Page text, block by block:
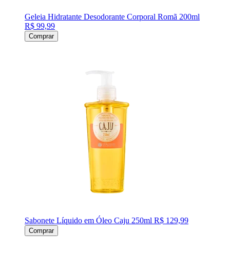
Geleia Hidratante Desodorante Corporal Romã 200ml
R$ 99,99
Comprar
Sabonete Líquido em Óleo Caju 250ml R$ 129,99
Comprar